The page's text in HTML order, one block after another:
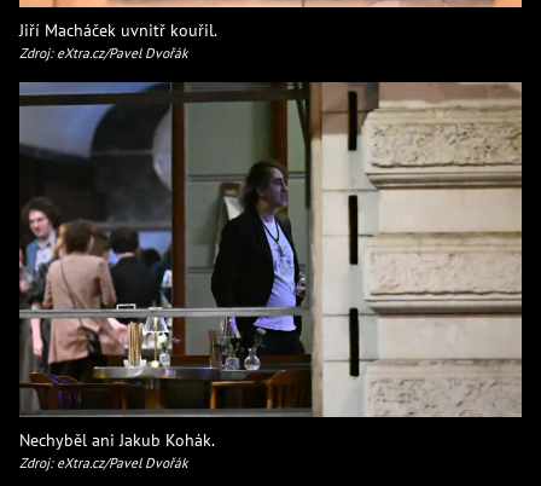
Jiří Macháček uvnitř kouřil.
Zdroj: eXtra.cz/Pavel Dvořák
Nechyběl ani Jakub Kohák.
Zdroj: eXtra.cz/Pavel Dvořák